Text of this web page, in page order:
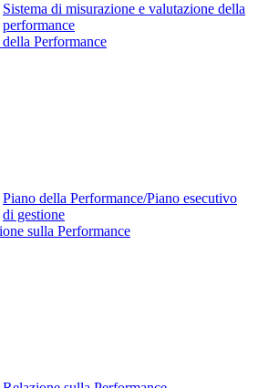
Sistema di misurazione e valutazione della
performance
Performance
Piano della Performance/Piano esecutivo
di gestione
sulla Performance